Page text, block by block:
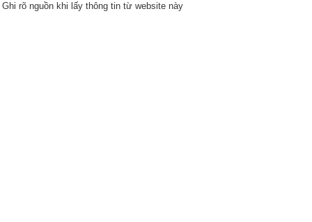
Ghi rõ nguồn khi lấy thông tin từ website này